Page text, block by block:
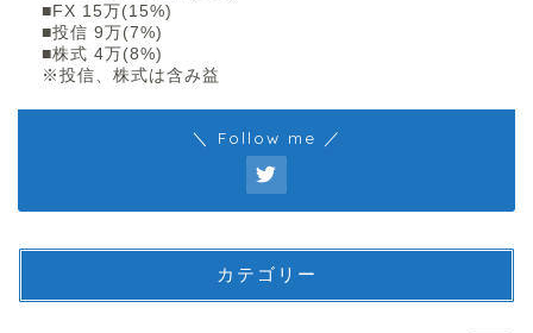
■FX 15万(15%)
■投信 9万(7%)
■株式 4万(8%)
※投信、株式は含み益
＼ Follow me ／
カテゴリー